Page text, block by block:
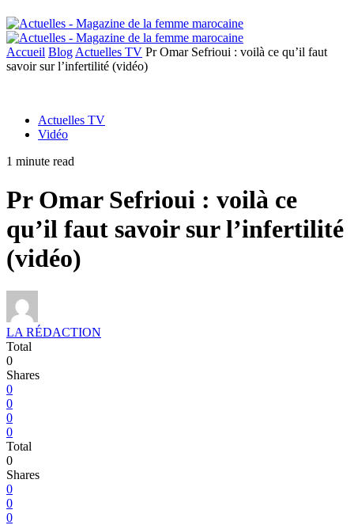
Accueil Blog Actuelles TV Pr Omar Sefrioui : voilà ce qu’il faut
savoir sur l’infertilité (vidéo)
Actuelles TV
Vidéo
1 minute read
Pr Omar Sefrioui : voilà ce
qu’il faut savoir sur l’infertilité
(vidéo)
LA RÉDACTION
Total
0
Shares
0
0
0
0
Total
0
Shares
0
0
0